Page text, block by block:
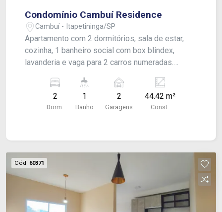
Condomínio Cambuí Residence
Cambuí - Itapetininga/SP
Apartamento com 2 dormitórios, sala de estar,
cozinha, 1 banheiro social com box blindex,
lavanderia e vaga para 2 carros numeradas.
2
Dorm.
1
Banho
2
Garagens
44.42 m²
Const.
Cód. 60371